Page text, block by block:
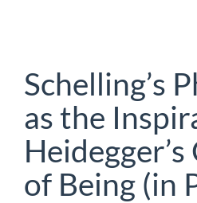
Schelling’s
as the
of Being (in